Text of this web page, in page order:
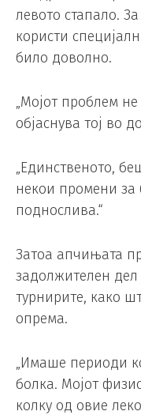
левото стапало.
користи
било доволно.
„Мојот проблем
објаснува тој во
„Единственото,
некои промени за
поднослива.“
Затоа апчињата
задолжителен
турнирите, како
опрема.
„Имаше периоди
болка. Мојот
колку од овие